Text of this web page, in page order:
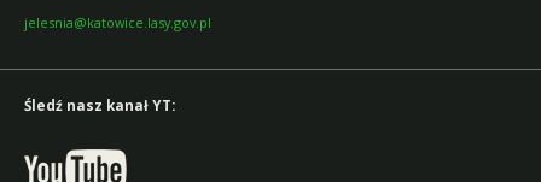
jelesnia@katowice.lasy.gov.pl
Śledź nasz kanał YT: